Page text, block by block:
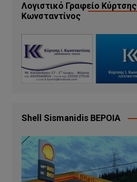
Λογιστικό Γραφείο Κύρτσης
Κωνσταντίνος
Shell Sismanidis ΒΕΡΟΙΑ